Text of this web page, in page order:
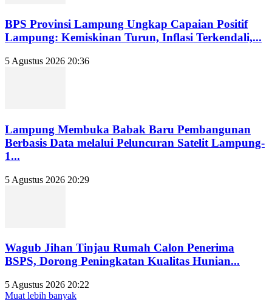
BPS Provinsi Lampung Ungkap Capaian Positif
Lampung: Kemiskinan Turun, Inflasi Terkendali,...
5 Agustus 2026 20:36
Lampung Membuka Babak Baru Pembangunan
Berbasis Data melalui Peluncuran Satelit Lampung-
1...
5 Agustus 2026 20:29
Wagub Jihan Tinjau Rumah Calon Penerima
BSPS, Dorong Peningkatan Kualitas Hunian...
5 Agustus 2026 20:22
Muat lebih banyak